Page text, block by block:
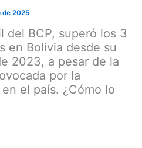
de 2025
del BCP, superó los 3
en Bolivia desde su
2023, a pesar de la
por la
el país. ¿Cómo lo